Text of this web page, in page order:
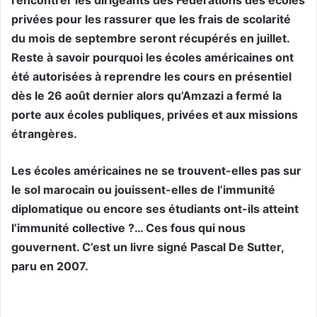
privées pour les rassurer que les frais de scolarité
du mois de septembre seront récupérés en juillet.
Reste à savoir pourquoi les écoles américaines ont
été autorisées à reprendre les cours en présentiel
dès le 26 août dernier alors qu’Amzazi a fermé la
porte aux écoles publiques, privées et aux missions
étrangères.
Les écoles américaines ne se trouvent-elles pas sur
le sol marocain ou jouissent-elles de l’immunité
diplomatique ou encore ses étudiants ont-ils atteint
l’immunité collective ?… Ces fous qui nous
gouvernent. C’est un livre signé Pascal De Sutter,
paru en 2007.